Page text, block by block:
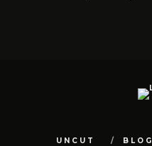
UNCUT BLOG